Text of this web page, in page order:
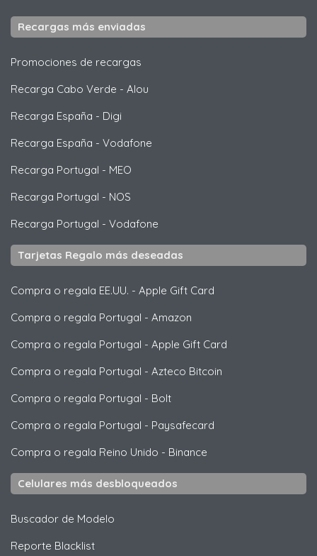
Recargas más enviadas
Promociones de recargas
Recarga Cabo Verde - Alou
Recarga España - Digi
Recarga España - Vodafone
Recarga Portugal - MEO
Recarga Portugal - NOS
Recarga Portugal - Vodafone
Tarjetas Regalo más deseadas
Compra o regala EE.UU. - Apple Gift Card
Compra o regala Portugal - Amazon
Compra o regala Portugal - Apple Gift Card
Compra o regala Portugal - Azteco Bitcoin
Compra o regala Portugal - Bolt
Compra o regala Portugal - Paysafecard
Compra o regala Reino Unido - Binance
Celulares más desbloqueados
Buscador de Modelo
Reporte Blacklist